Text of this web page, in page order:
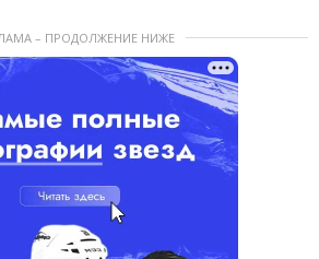
– ПРОДОЛЖЕНИЕ НИЖЕ